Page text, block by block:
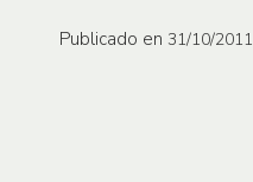
Publicado en 31/10/2011